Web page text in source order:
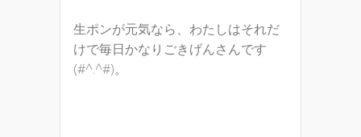
生ポンが元気なら、わたしはそれだ
けで毎日かなりごきげんさんです
(#^.^#)。